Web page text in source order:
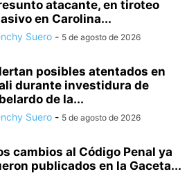
atacante, en tiroteo
en Carolina...
Suero - 5 de agosto de 2026
posibles atentados en
durante investidura de
de la...
Suero - 5 de agosto de 2026
cambios al Código Penal ya
publicados en la Gaceta...